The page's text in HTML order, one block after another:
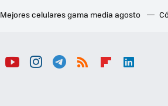
Mejores celulares gama media agosto